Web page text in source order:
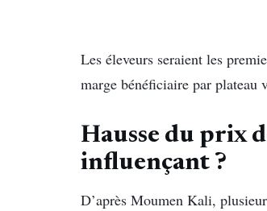
Les éleveurs seraient les
marge bénéficiaire par plateau
Hausse du prix
influençant ?
D’après Moumen Kali,